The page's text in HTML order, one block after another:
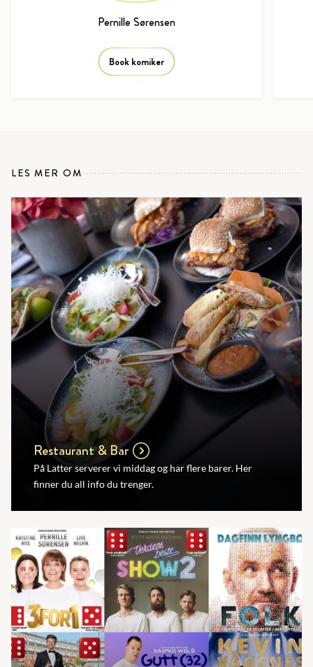
Pernille Sørensen
Book komiker
LES MER OM
Restaurant & Bar
På Latter serverer vi middag og har flere barer. Her
finner du all info du trenger.